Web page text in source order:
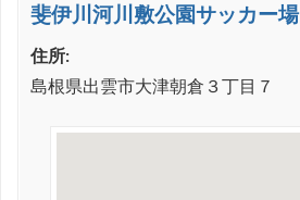
斐伊川河川敷公園サッカー場
住所:
島根県出雲市大津朝倉３丁目７